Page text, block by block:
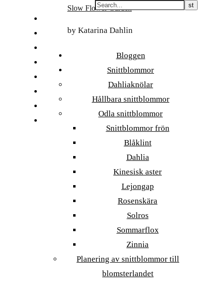
Slow Flower Garden
by Katarina Dahlin
Bloggen
Snittblommor
Dahliaknölar
Hållbara snittblommor
Odla snittblommor
Snittblommor frön
Blåklint
Dahlia
Kinesisk aster
Lejongap
Rosenskära
Solros
Sommarflox
Zinnia
Planering av snittblommor till
blomsterlandet